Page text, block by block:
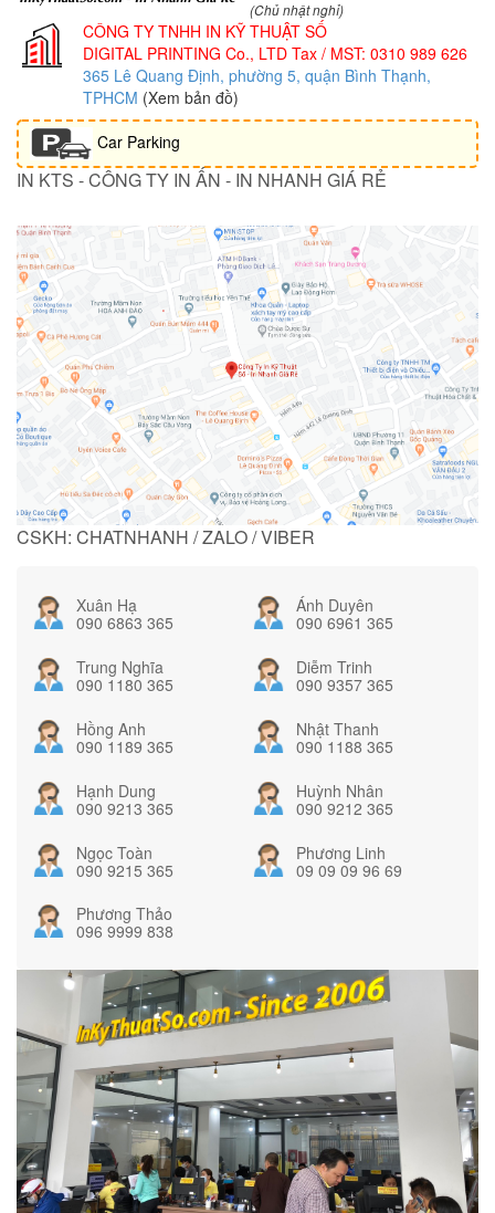
(Chủ nhật nghỉ)
CÔNG TY TNHH IN KỸ THUẬT SỐ
DIGITAL PRINTING Co., LTD Tax / MST: 0310 989 626
365 Lê Quang Định, phường 5, quận Bình Thạnh,
TPHCM (Xem bản đồ)
Car Parking
IN KTS - CÔNG TY IN ẤN - IN NHANH GIÁ RẺ
CSKH: CHATNHANH / ZALO / VIBER
Xuân Hạ
090 6863 365
Ánh Duyên
090 6961 365
Trung Nghĩa
090 1180 365
Diễm Trinh
090 9357 365
Hồng Anh
090 1189 365
Nhật Thanh
090 1188 365
Hạnh Dung
090 9213 365
Huỳnh Nhân
090 9212 365
Ngọc Toàn
090 9215 365
Phương Linh
09 09 09 96 69
Phương Thảo
096 9999 838